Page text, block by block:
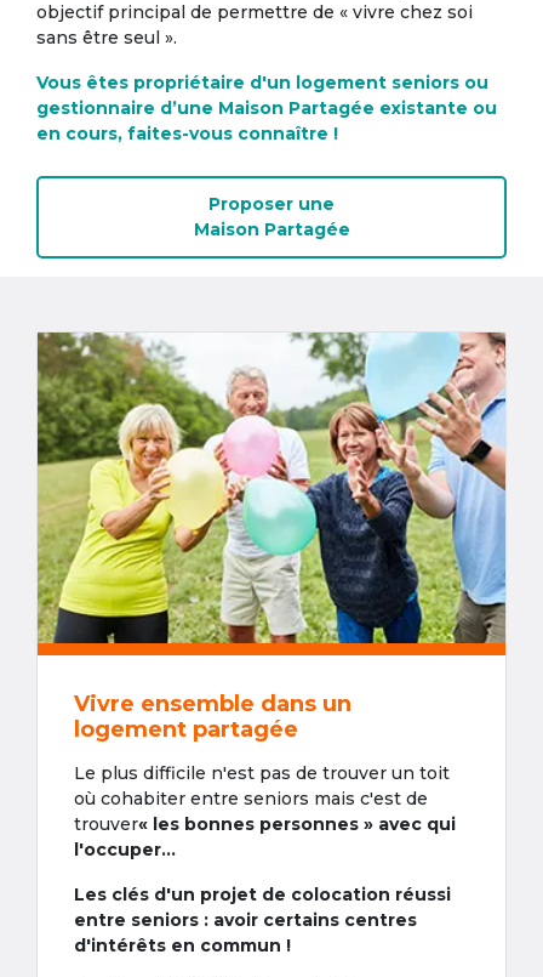
objectif principal de permettre de « vivre chez soi
sans être seul ».
Vous êtes propriétaire d'un logement seniors ou
gestionnaire d’une Maison Partagée existante ou
en cours, faites-vous connaître !
Proposer une
Maison Partagée
Vivre ensemble dans un
logement partagée
Le plus difficile n'est pas de trouver un toit
où cohabiter entre seniors mais c'est de
trouver« les bonnes personnes » avec qui
l'occuper...
Les clés d'un projet de colocation réussi
entre seniors : avoir certains centres
d'intérêts en commun !